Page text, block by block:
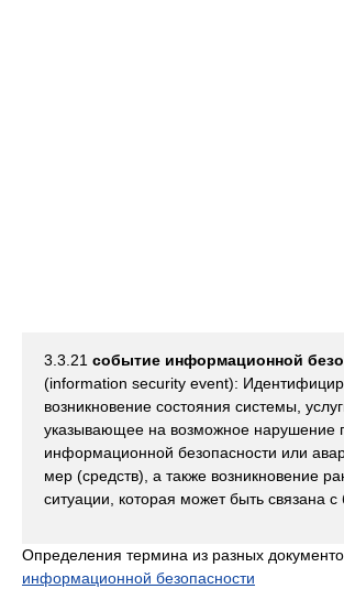
3.3.21 событие информационной
(information security event):
возникновение состояния системы,
указывающее на возможное нарушение
информационной безопасности или
мер (средств), а также возникновение
ситуации, которая может быть связана с
Определения термина из разных
информационной безопасности